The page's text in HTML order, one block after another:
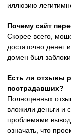
иллюзию
Почему сайт
Скорее всего,
достаточно денег
домен был
Есть ли отзывы
пострадавших?
Полноценных
вложили деньги и
проблемами
означать, что